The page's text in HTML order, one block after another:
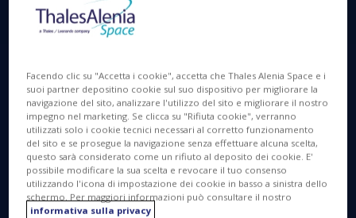
Space INSPIRE © Thales Alenia Space
Facendo clic su "Accetta i cookie", accetta che Thales Alenia Space e i
suoi partner depositino cookie sul suo dispositivo per migliorare la
navigazione del sito, analizzare l'utilizzo del sito e migliorare il nostro
impegno nel marketing. Se clicca su "Rifiuta cookie", verranno
utilizzati solo i cookie tecnici necessari al corretto funzionamento
del sito e se prosegue la navigazione senza effettuare alcuna scelta,
questo sarà considerato come un rifiuto al deposito dei cookie. E'
possibile modificare la sua scelta e revocare il tuo consenso
utilizzando l'icona di impostazione dei cookie in basso a sinistra dello
schermo. Per maggiori informazioni può consultare il nostro
informativa sulla privacy